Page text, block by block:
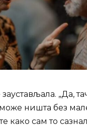
„Да,
ништа без
како сам то